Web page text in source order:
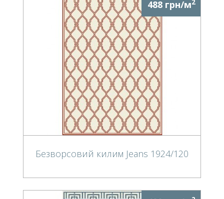
488 грн/м2
Безворсовий килим Jeans 1924/120